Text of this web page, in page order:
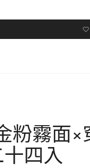
粉霧面×
四入